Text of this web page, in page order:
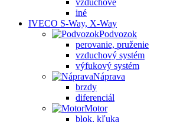
vzduchové
iné
IVECO S-Way, X-Way
Podvozok
perovanie, pruženie
vzduchový systém
výfukový systém
Náprava
brzdy
diferenciál
Motor
blok, kľuka